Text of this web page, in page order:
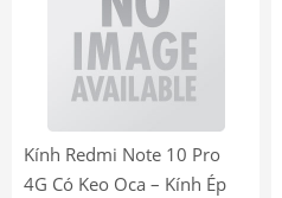
Kính Redmi Note 10 Pro
4G Có Keo Oca – Kính Ép